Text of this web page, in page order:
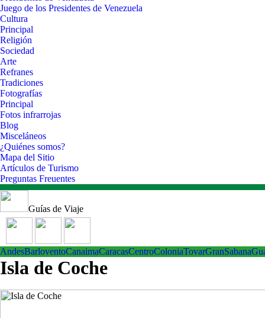
Juego de los Presidentes de Venezuela
Cultura
Principal
Religión
Sociedad
Arte
Refranes
Tradiciones
Fotografías
Principal
Fotos infrarrojas
Blog
Misceláneos
¿Quiénes somos?
Mapa del Sitio
Artículos de Turismo
Preguntas Freuentes
Guías de Viaje
AndesBarloventoCanaimaCaracasCentroColoniaTovarGranSabana
Isla de Coche